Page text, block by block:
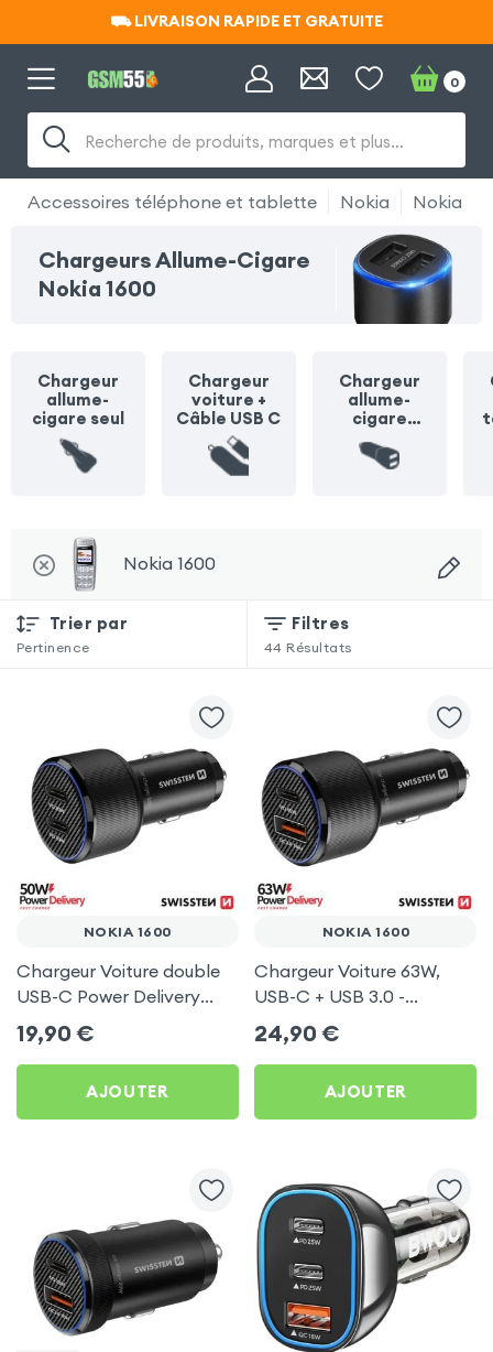
⛟ LIVRAISON RAPIDE ET GRATUITE
⛟ LIVRAISON RAPIDE ET GRATUITE
Recherche de produits, marques et plus…
0
Accessoires téléphone et tablette Nokia Nokia
Chargeurs Allume-Cigare
Nokia 1600
Chargeur
allume-
cigare seul
Chargeur
voiture +
Câble USB C
Chargeur
allume-
cigare
Nokia 1600
Trier par
Pertinence
Filtres
44 Résultats
NOKIA 1600
Chargeur Voiture double
USB-C Power Delivery
50W - Swissten pour
Nokia 1600
19,90 €
AJOUTER
NOKIA 1600
Chargeur Voiture 63W,
USB-C + USB 3.0 -
Swissten pour Nokia 1600
24,90 €
AJOUTER